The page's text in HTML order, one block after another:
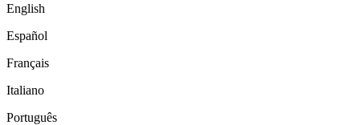
English
Español
Français
Italiano
Português